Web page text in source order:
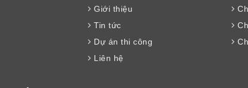
Giới thiệu
Tin tức
Dự án thi công
Liên hệ